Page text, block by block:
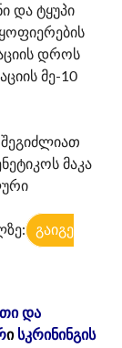
და ტყუპი
დროს
მე-10
შეგიძლიათ
მაკა
გაიგე
და
ი სკრინინგის